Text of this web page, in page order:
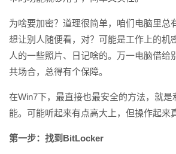
为啥要加密？道理很简单，咱们电脑里总
想让别人随便看，对？可能是工作上的机
人的一些照片、日记啥的。万一电脑借给
共场合，总得有个保障。
在Win7下，最直接也最安全的方法，就是
能。可能听起来有点高大上，但操作起来
第一步：找到BitLocker